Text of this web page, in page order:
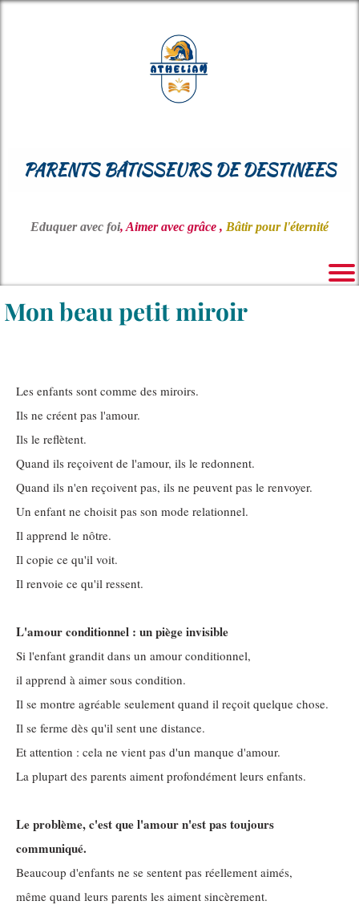
PARENTS BÂTISSEURS DE DESTINEES
Eduquer avec foi, Aimer avec grâce , Bâtir pour l'éternité
Mon beau petit miroir
Les enfants sont comme des miroirs.
Ils ne créent pas l'amour.
Ils le reflètent.
Quand ils reçoivent de l'amour, ils le redonnent.
Quand ils n'en reçoivent pas, ils ne peuvent pas le renvoyer.
Un enfant ne choisit pas son mode relationnel.
Il apprend le nôtre.
Il copie ce qu'il voit.
Il renvoie ce qu'il ressent.
L'amour conditionnel : un piège invisible
Si l'enfant grandit dans un amour conditionnel,
il apprend à aimer sous condition.
Il se montre agréable seulement quand il reçoit quelque chose.
Il se ferme dès qu'il sent une distance.
Et attention : cela ne vient pas d'un manque d'amour.
La plupart des parents aiment profondément leurs enfants.
Le problème, c'est que l'amour n'est pas toujours
communiqué.
Beaucoup d'enfants ne se sentent pas réellement aimés,
même quand leurs parents les aiment sincèrement.